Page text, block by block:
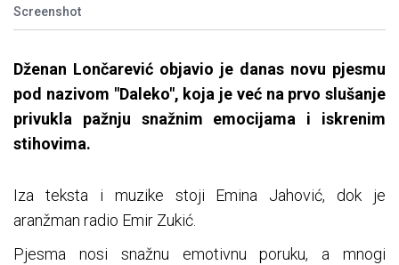
Screenshot
Dženan Lončarević objavio je danas novu pjesmu
pod nazivom "Daleko", koja je već na prvo slušanje
privukla pažnju snažnim emocijama i iskrenim
stihovima.
Iza teksta i muzike stoji Emina Jahović, dok je
aranžman radio Emir Zukić.
Pjesma nosi snažnu emotivnu poruku, a mnogi